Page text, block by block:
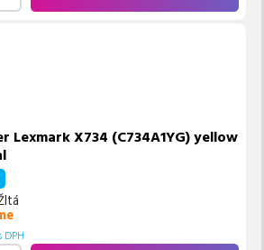
Lexmark X734 (C734A1YG) yellow
DPH